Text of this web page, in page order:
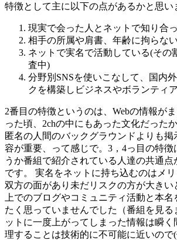
特徴として主に以下の点があるかと思い
現実で会った人とネットで知り合
相手の所属や肩書、年齢に拘らない
ネットで実名で活動している(その
査中)
分野別SNSを使いこなして、国内
クを構築しビジネスやボランティ
2番目の特徴というのは、Webの情報が
った頃、2chの中にもあった文化だった
匿名の人間のバックグラウンドよりも掲
容が重要、って感じで。3，4っ目の特徴
うか番組で紹介されている人達の共通点
です。 実名をネットに持ち込むのはメ
双方の面があり未だリスクの方が大きい
上でのブログやコミュニティ活動と本
たく思っていませんでした（番組を見る
ットに一度上がってしまった情報は瞬く
理することは技術的に不可能に近いので